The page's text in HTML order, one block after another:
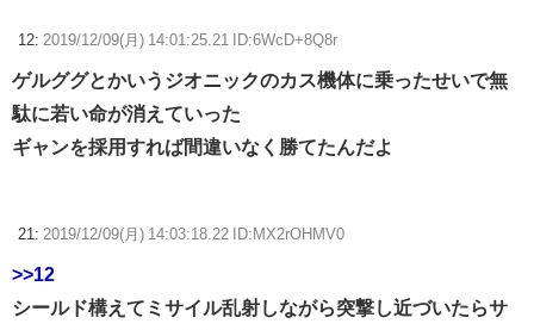
12: 2019/12/09(月) 14:01:25.21 ID:6WcD+8Q8r
ゲルググとかいうジオニックのカス機体に乗ったせいで無
駄に若い命が消えていった
ギャンを採用すれば間違いなく勝てたんだよ
21: 2019/12/09(月) 14:03:18.22 ID:MX2rOHMV0
>>12
シールド構えてミサイル乱射しながら突撃し近づいたらサ